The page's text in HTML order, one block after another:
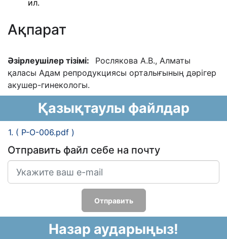
ил.
Ақпарат
Əзірлеушілер тізімі: Рослякова А.В., Алматы
қаласы Адам репродукциясы орталығының дəрігер
акушер-гинекологы.
Қазықтаулы файлдар
1. ( P-O-006.pdf )
Отправить файл себе на почту
Отправить
Назар аударыңыз!